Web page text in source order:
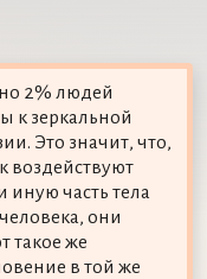
2% людей
к зеркальной
Это значит, что,
воздействуют
иную часть тела
они
такое же
в той же